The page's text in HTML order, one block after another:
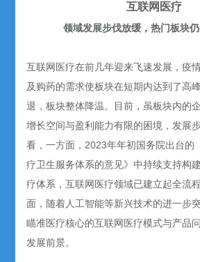
互联网医疗
领域发展步伐放缓，热门板块
互联网医疗在前几年迎来飞速发展，疫
及购药的需求使板块在短期内达到了高
退，板块整体降温。目前，虽板块内的
增长空间与盈利能力有限的困境，发展
看，一方面，2023年年初国务院出台的
疗卫生服务体系的意见》中持续支持构
疗体系，互联网医疗领域已建立起全流
面，随着人工智能等新兴技术的进一步
瞄准医疗核心的互联网医疗模式与产品
发展前景。